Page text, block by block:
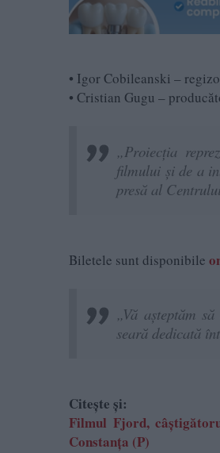
• Igor Cobileanski –
• Cristian Gugu –
„Proiecția
filmului și de a
presă al
Biletele sunt disponibile
„Vă așteptăm
seară dedicată
Citește și:
Filmul Fjord,
Constanța (P)